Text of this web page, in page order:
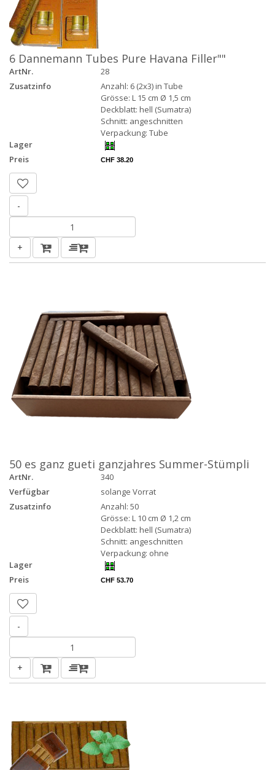
6 Dannemann Tubes Pure Havana Filler""
ArtNr.
28
Zusatzinfo
Anzahl: 6 (2x3) in Tube
Grösse: L 15 cm Ø 1,5 cm
Deckblatt: hell (Sumatra)
Schnitt: angeschnitten
Verpackung: Tube
Lager
Preis
CHF 38.20
-
+
50 es ganz gueti ganzjahres Summer-Stümpli
ArtNr.
340
Verfügbar
solange Vorrat
Zusatzinfo
Anzahl: 50
Grösse: L 10 cm Ø 1,2 cm
Deckblatt: hell (Sumatra)
Schnitt: angeschnitten
Verpackung: ohne
Lager
Preis
CHF 53.70
-
+